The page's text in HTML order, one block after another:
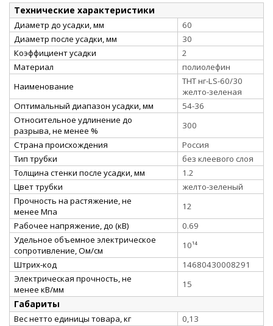
Технические характеристики
Диаметр до усадки, мм
60
Диаметр после усадки, мм
30
Коэффициент усадки
2
Материал
полиолефин
Наименование
ТНТ нг-LS-60/30
желто-зеленая
Оптимальный диапазон усадки, мм
54-36
Относительное удлинение до
разрыва, не менее %
300
Страна происхождения
Россия
Тип трубки
без клеевого слоя
Толщина стенки после усадки, мм
1.2
Цвет трубки
желто-зеленый
Прочность на растяжение, не
менее Мпа
12
Рабочее напряжение, до (кВ)
0.69
Удельное объемное электрическое
сопротивление, Ом/см
10¹⁴
Штрих-код
14680430008291
Электрическая прочность, не
менее кВ/мм
15
Габариты
Вес нетто единицы товара, кг
0,13